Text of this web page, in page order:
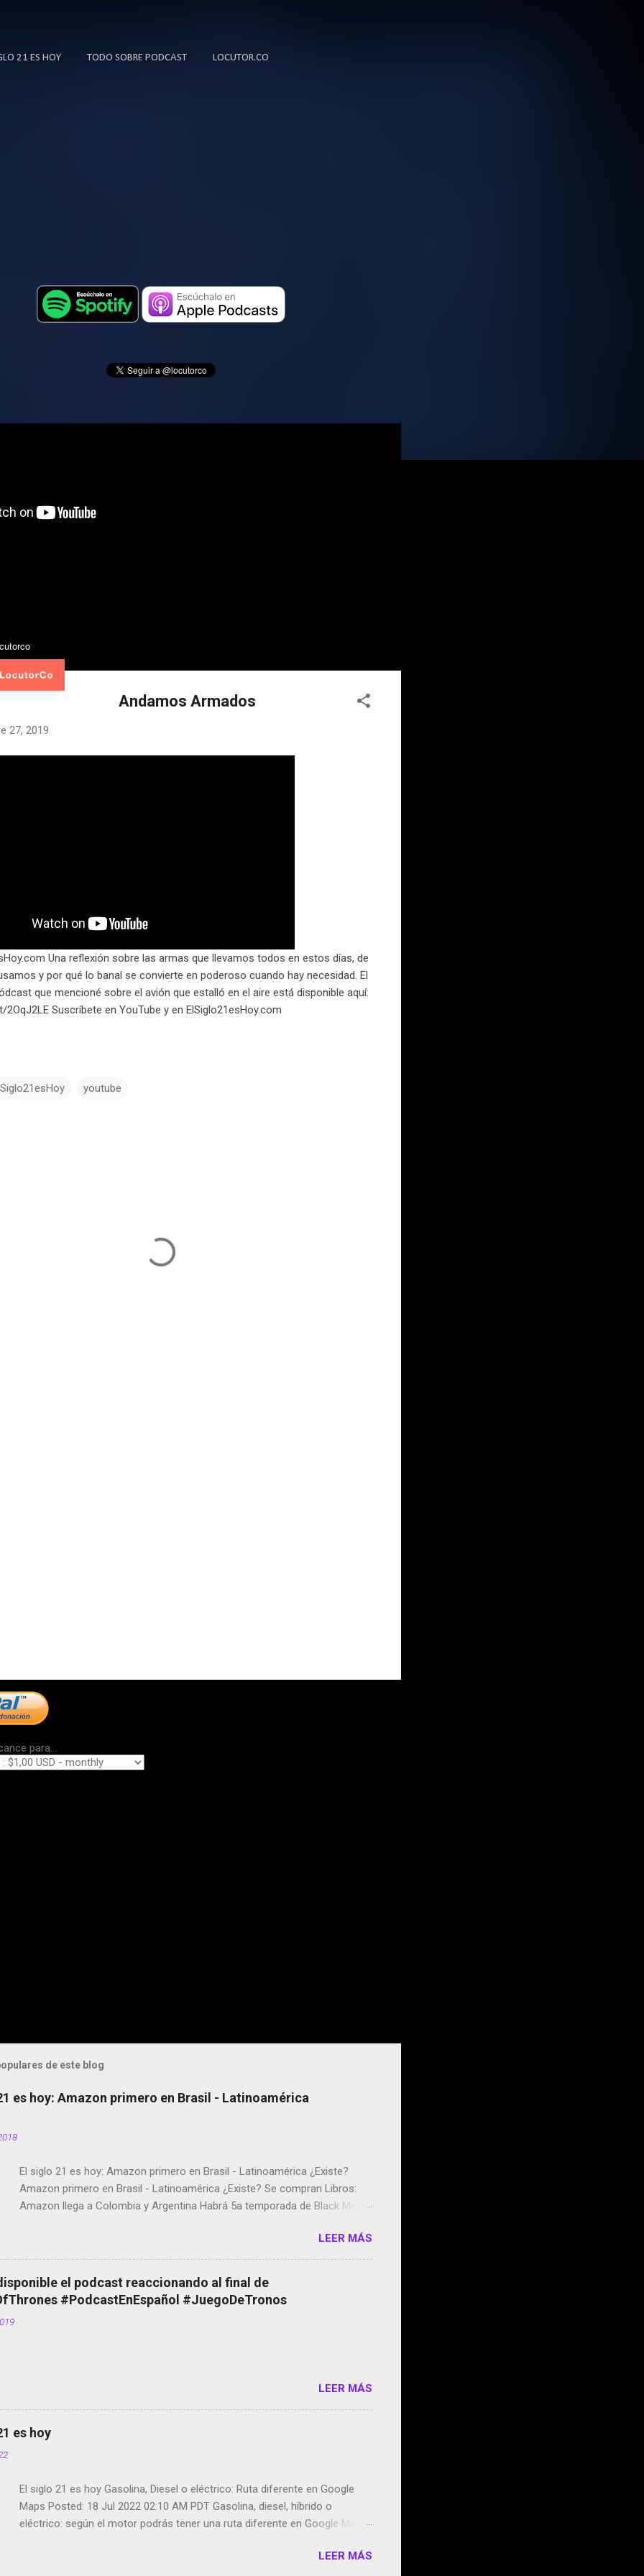
21 ES HOY TODO SOBRE PODCAST LOCUTOR.CO
Andamos Armados
27, 2019
Una reflexión sobre las armas que llevamos todos en estos días, de
y por qué lo banal se convierte en poderoso cuando hay necesidad. El
que mencioné sobre el avión que estalló en el aire está disponible aquí:
Suscríbete en YouTube y en ElSiglo21esHoy.com
youtube
para...
de este blog
es hoy: Amazon primero en Brasil - Latinoamérica
El siglo 21 es hoy: Amazon primero en Brasil - Latinoamérica ¿Existe?
Amazon primero en Brasil - Latinoamérica ¿Existe? Se compran Libros:
Amazon llega a Colombia y Argentina Habrá 5a temporada de Black Mirror
copyright en Instagram Música y vídeo selfies en la red social Riddley
Scott saca a Kevin Spacey de su película Francisco regaña a los que usan
el smartphone en sus misas La serie de la Tierra Media GoBee - StartUp
de bicicletas de alquiler Stop Motion en Instagram Vodafone: me siento
tumbado. Amazon Music: Chingo yo, chingas tu... http://amzn.to/2z1UkPK
LEER MÁS
el podcast reaccionando al final de
#PodcastEnEspañol #JuegoDeTronos
LEER MÁS
es hoy
El siglo 21 es hoy Gasolina, Diesel o eléctrico: Ruta diferente en Google
Maps Posted: 18 Jul 2022 02:10 AM PDT Gasolina, diesel, híbrido o
eléctrico: según el motor podrás tener una ruta diferente en Google Maps.
de esos sentidos es lo que hacen los desarrolladores de Alphabet, laLEER MÁS